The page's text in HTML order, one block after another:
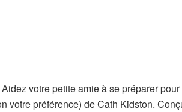
Aidez votre petite amie à se préparer
votre préférence) de Cath Kidston.